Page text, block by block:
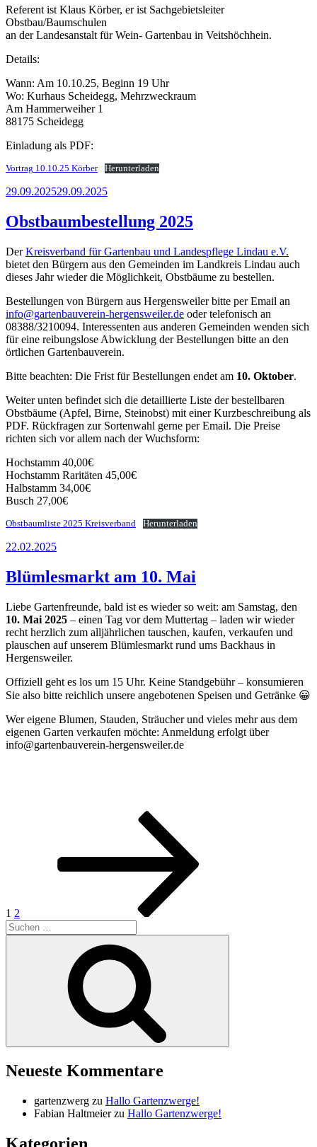
Referent ist Klaus Körber, er ist Sachgebietsleiter
Obstbau/Baumschulen
an der Landesanstalt für Wein- Gartenbau in Veitshöchhein.
Details:
Wann: Am 10.10.25, Beginn 19 Uhr
Wo: Kurhaus Scheidegg, Mehrzweckraum
Am Hammerweiher 1
88175 Scheidegg
Einladung als PDF:
Vortrag 10.10.25 Körber Herunterladen
Veröffentlicht
29.09.202529.09.2025
Obstbaumbestellung 2025
DerKreisverband für Gartenbau und Landespflege Lindau e.V.
bietet den Bürgern aus den Gemeinden im Landkreis Lindau auch
dieses Jahr wieder die Möglichkeit, Obstbäume zu bestellen.
Bestellungen von Bürgern aus Hergensweiler bitte per Email an
info@gartenbauverein-hergensweiler.de oder telefonisch an
08388/3210094. Interessenten aus anderen Gemeinden wenden sich
für eine reibungslose Abwicklung der Bestellungen bitte an den
örtlichen Gartenbauverein.
Bitte beachten: Die Frist für Bestellungen endet am 10. Oktober.
Weiter unten befindet sich die detaillierte Liste der bestellbaren
Obstbäume (Apfel, Birne, Steinobst) mit einer Kurzbeschreibung als
PDF. Rückfragen zur Sortenwahl gerne per Email. Die Preise
richten sich vor allem nach der Wuchsform:
Hochstamm 40,00€
Hochstamm Raritäten 45,00€
Halbstamm 34,00€
Busch 27,00€
Obstbaumliste 2025 Kreisverband Herunterladen
Veröffentlicht
22.02.2025
Blümlesmarkt am 10. Mai
Liebe Gartenfreunde, bald ist es wieder so weit: am Samstag, den
10. Mai 2025 – einen Tag vor dem Muttertag – laden wir wieder
recht herzlich zum alljährlichen tauschen, kaufen, verkaufen und
plauschen auf unserem Blümlesmarkt rund ums Backhaus in
Hergensweiler.
Offiziell geht es los um 15 Uhr. Keine Standgebühr – konsumieren
Sie also bitte reichlich unsere angebotenen Speisen und Getränke 😀
Wer eigene Blumen, Stauden, Sträucher und vieles mehr aus dem
eigenen Garten verkaufen möchte: Anmeldung erfolgt über
info@gartenbauverein-hergensweiler.de
Seitennummerierung
Beiträge
1 2
Suche
nach:
Neueste Kommentare
gartenzwerg zu Hallo Gartenzwerge!
Fabian Haltmeierzu Hallo Gartenzwerge!
Kategorien